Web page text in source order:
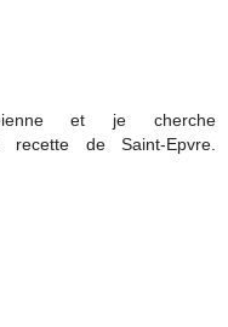
et je cherche
recette de Saint-Epvre.